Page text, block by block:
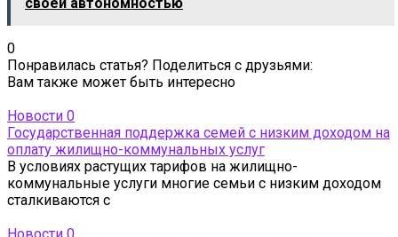
0
Понравилась статья? Поделиться с друзьями:
Вам также может быть интересно
Новости 0
Государственная поддержка семей с низким доходом на
оплату жилищно-коммунальных услуг
В условиях растущих тарифов на жилищно-
коммунальные услуги многие семьи с низким доходом
сталкиваются с